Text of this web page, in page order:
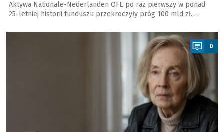
Aktywa Nationale-Nederlanden OFE po raz pierwszy w ponad
25-letniej historii funduszu przekroczyły próg 100 mld zł. …
a
0